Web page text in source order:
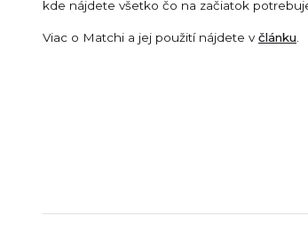
kde nájdete všetko čo na začiatok
Viac o Matchi a jej použití nájdete v článku.